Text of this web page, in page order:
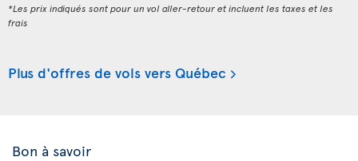
*Les prix indiqués sont pour un vol aller-retour et incluent les taxes et les
frais
Plus d'offres de vols vers Québec
Bon à savoir